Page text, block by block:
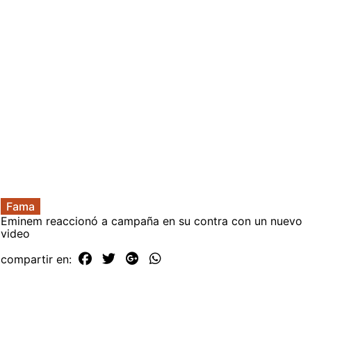
Fama
Eminem reaccionó a campaña en su contra con un nuevo
video
compartir en: